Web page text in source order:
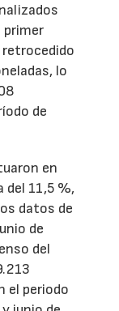
primer
lo
de
en
del 11,5 %,
datos de
de
del
el periodo